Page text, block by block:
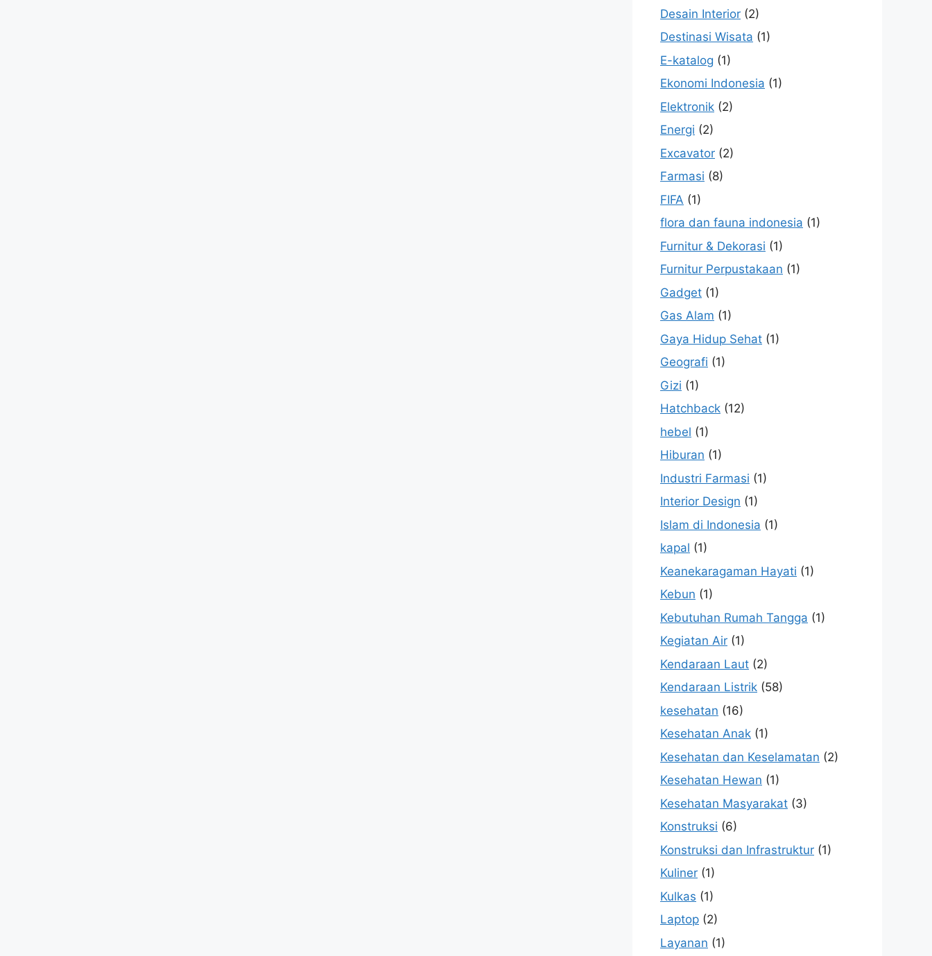
Desain Interior (2)
Destinasi Wisata (1)
E-katalog (1)
Ekonomi Indonesia (1)
Elektronik (2)
Energi (2)
Excavator (2)
Farmasi (8)
FIFA (1)
flora dan fauna indonesia (1)
Furnitur & Dekorasi (1)
Furnitur Perpustakaan (1)
Gadget (1)
Gas Alam (1)
Gaya Hidup Sehat (1)
Geografi (1)
Gizi (1)
Hatchback (12)
hebel (1)
Hiburan (1)
Industri Farmasi (1)
Interior Design (1)
Islam di Indonesia (1)
kapal (1)
Keanekaragaman Hayati (1)
Kebun (1)
Kebutuhan Rumah Tangga (1)
Kegiatan Air (1)
Kendaraan Laut (2)
Kendaraan Listrik (58)
kesehatan (16)
Kesehatan Anak (1)
Kesehatan dan Keselamatan (2)
Kesehatan Hewan (1)
Kesehatan Masyarakat (3)
Konstruksi (6)
Konstruksi dan Infrastruktur (1)
Kuliner (1)
Kulkas (1)
Laptop (2)
Layanan (1)